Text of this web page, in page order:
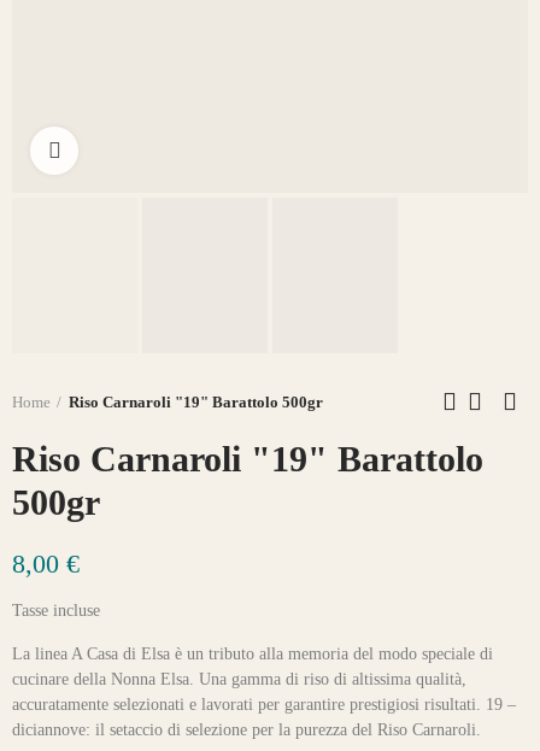
Home Riso Carnaroli "19" Barattolo 500gr
Riso Carnaroli "19" Barattolo
500gr
8,00 €
Tasse incluse
La linea A Casa di Elsa è un tributo alla memoria del modo speciale di
cucinare della Nonna Elsa. Una gamma di riso di altissima qualità,
accuratamente selezionati e lavorati per garantire prestigiosi risultati. 19 –
diciannove: il setaccio di selezione per la purezza del Riso Carnaroli.